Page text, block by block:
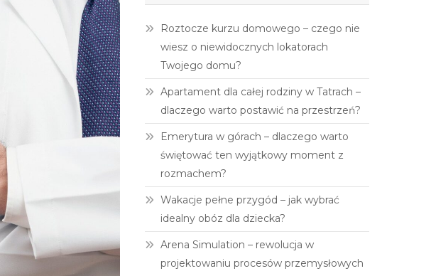
Roztocze kurzu domowego – czego nie
wiesz o niewidocznych lokatorach
Twojego domu?
Apartament dla całej rodziny w Tatrach –
dlaczego warto postawić na przestrzeń?
Emerytura w górach – dlaczego warto
świętować ten wyjątkowy moment z
rozmachem?
Wakacje pełne przygód – jak wybrać
idealny obóz dla dziecka?
Arena Simulation – rewolucja w
projektowaniu procesów przemysłowych